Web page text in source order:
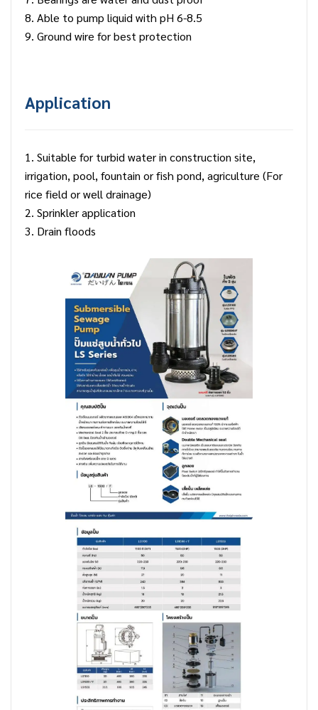
8. Able to pump liquid with pH 6-8.5
9. Ground wire for best protection
Application
1. Suitable for turbid water in construction site,
irrigation, pool, fountain or fish pond, agriculture (For
rice field or well drainage)
2. Sprinkler application
3. Drain floods